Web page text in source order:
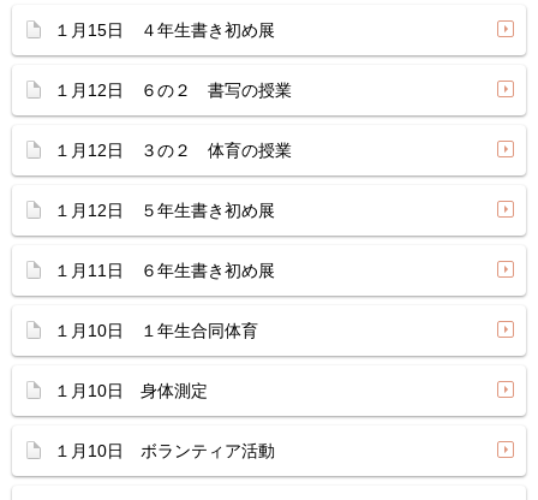
１月15日 ４年生書き初め展
１月12日 ６の２ 書写の授業
１月12日 ３の２ 体育の授業
１月12日 ５年生書き初め展
１月11日 ６年生書き初め展
１月10日 １年生合同体育
１月10日 身体測定
１月10日 ボランティア活動